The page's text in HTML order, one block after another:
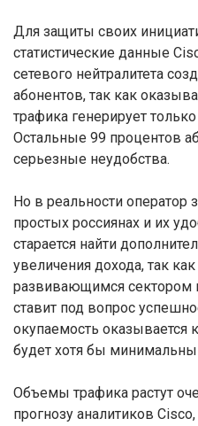
Для защиты своих
статистические данные
сетевого нейтралитета
абонентов, так как
трафика генерирует
Остальные 99 процентов
серьезные неудобства.
Но в реальности оператор
простых россиянах и их
старается найти
увеличения дохода, так
развивающимся сектором
ставит под вопрос
окупаемость оказывается
будет хотя бы
Объемы трафика растут
прогнозу аналитиков